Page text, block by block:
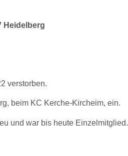
Heidelberg
verstorben.
beim KC Kerche-Kircheim, ein.
und war bis heute Einzelmitglied.